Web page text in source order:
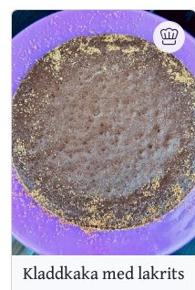
Kladdkaka med lakrits